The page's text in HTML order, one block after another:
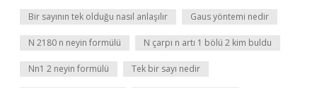
Bir sayının tek olduğu nasıl anlaşılır Gaus yöntemi nedir
N 2180 n neyin formülü N çarpı n artı 1 bölü 2 kim buldu
Nn1 2 neyin formülü Tek bir sayı nedir